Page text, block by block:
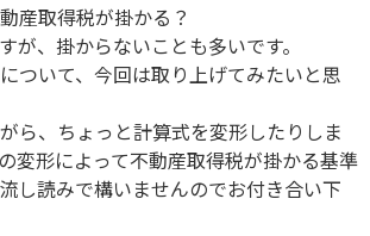
産取得税が掛かる？
が、掛からないことも多いです。
ついて、今回は取り上げてみたいと思
ら、ちょっと計算式を変形したりしま
変形によって不動産取得税が掛かる基準
し読みで構いませんのでお付き合い下